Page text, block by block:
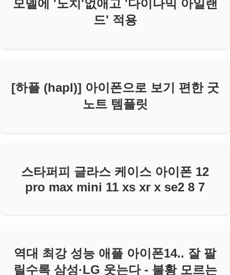
모델에 '노치'없애고 '다이나믹 아일랜
드' 적용
[하플 (hapl)] 아이폰으로 보기 편한 굿
노트 템플릿
스타퍼피 글라스 케이스 아이폰 12
pro max mini 11 xs xr x se2 8 7
역대 최강 성능 애플 아이폰14.. 잘 팔
릴수록 삼성·LG 웃는다 - 불황 모르는